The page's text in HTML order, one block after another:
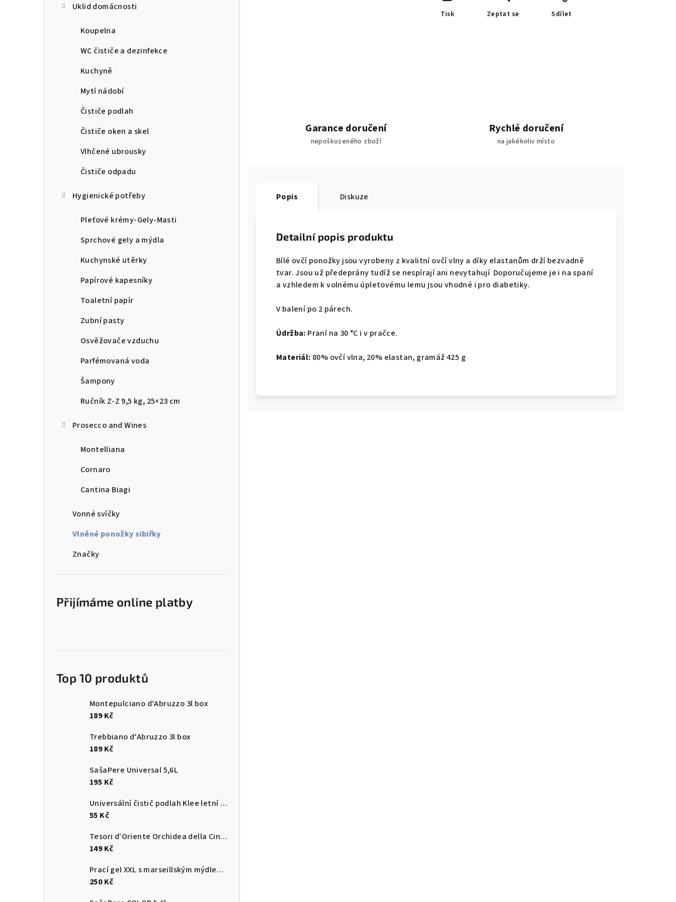
Uklid domácnosti
Koupelna
WC čističe a dezinfekce
Kuchyně
Mytí nádobí
Čističe podlah
Čističe oken a skel
Vlhčené ubrousky
Čističe odpadu
Hygienické potřeby
Pleťové krémy-Gely-Masti
Sprchové gely a mýdla
Kuchynské utěrky
Papírové kapesníky
Toaletní papír
Zubní pasty
Osvěžovače vzduchu
Parfémovaná voda
Šampony
Ručník Z-Z 9,5 kg, 25×23 cm
Prosecco and Wines
Montelliana
Cornaro
Cantina Biagi
Vonné svíčky
Vlněné ponožky sibiřky
Značky
Přijímáme online platby
Top 10 produktů
Montepulciano d‘Abruzzo 3l box
189 Kč
Trebbiano d‘Abruzzo 3l box
189 Kč
SašaPere Universal 5,6L
195 Kč
Universální čistič podlah Klee letní květy 1,45 l
55 Kč
Tesori d'Oriente Orchidea della Cina parfémovaná voda dámská 100ml
149 Kč
Prací gel XXL s marseillským mýdlem 5,65 L
250 Kč
Tisk Zeptat se Sdílet
Garance doručení
nepoškozeného zboží
Rychlé doručení
na jakékoliv místo
Popis Diskuze
Detailní popis produktu
Bílé ovčí ponožky jsou vyrobeny z kvalitní ovčí vlny a díky elastanům drží bezvadně
tvar. Jsou už předeprány tudíž se nespírají ani nevytahují Doporučujeme je i na spaní
a vzhledem k volnému úpletovému lemu jsou vhodné i pro diabetiky.
V balení po 2 párech.
Údržba: Praní na 30 °C i v pračce.
Materiál: 80% ovčí vlna, 20% elastan, gramáž 425 g